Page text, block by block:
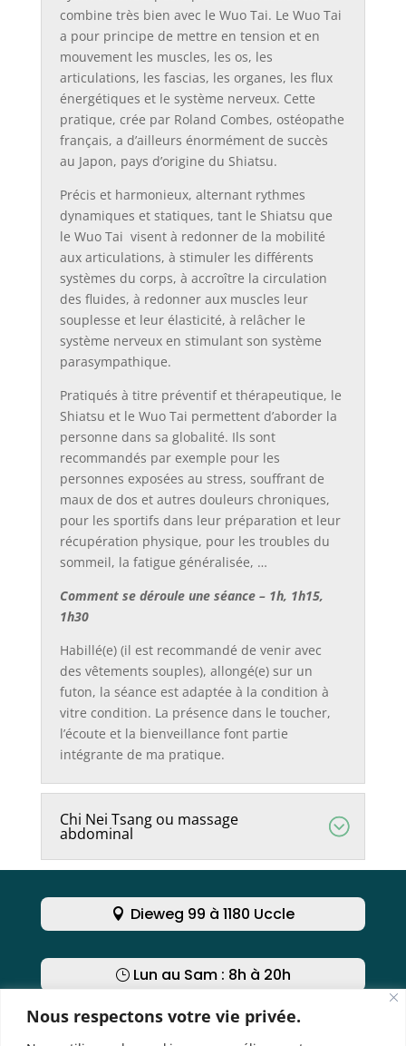
Nous respectons votre vie privée.
combine très bien avec le Wuo Tai. Le Wuo Tai
a pour principe de mettre en tension et en
mouvement les muscles, les os, les
articulations, les fascias, les organes, les flux
énergétiques et le système nerveux. Cette
pratique, crée par Roland Combes, ostéopathe
français, a d’ailleurs énormément de succès
au Japon, pays d’origine du Shiatsu.
Précis et harmonieux, alternant rythmes
dynamiques et statiques, tant le Shiatsu que
le Wuo Tai visent à redonner de la mobilité
aux articulations, à stimuler les différents
systèmes du corps, à accroître la circulation
des fluides, à redonner aux muscles leur
souplesse et leur élasticité, à relâcher le
système nerveux en stimulant son système
parasympathique.
Pratiqués à titre préventif et thérapeutique, le
Shiatsu et le Wuo Tai permettent d’aborder la
personne dans sa globalité. Ils sont
recommandés par exemple pour les
personnes exposées au stress, souffrant de
maux de dos et autres douleurs chroniques,
pour les sportifs dans leur préparation et leur
récupération physique, pour les troubles du
sommeil, la fatigue généralisée, …
Comment se déroule une séance – 1h, 1h15,
1h30
Habillé(e) (il est recommandé de venir avec
des vêtements souples), allongé(e) sur un
futon, la séance est adaptée à la condition à
vitre condition. La présence dans le toucher,
l’écoute et la bienveillance font partie
intégrante de ma pratique.
Chi Nei Tsang ou massage
abdominal
Dieweg 99 à 1180 Uccle
Lun au Sam : 8h à 20h